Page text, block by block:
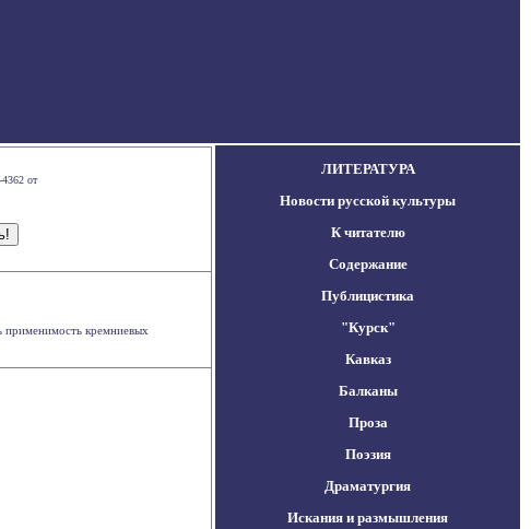
от
применимость кремниевых
ЛИТЕРАТУРА
Новости русской культуры
К читателю
Содержание
Публицистика
"Курск"
Кавказ
Балканы
Проза
Поэзия
Драматургия
Искания и размышления